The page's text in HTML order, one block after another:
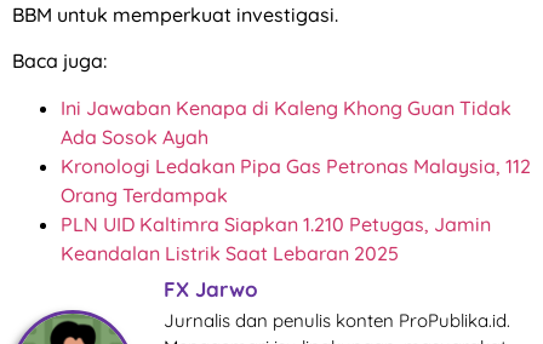
BBM untuk memperkuat investigasi.
Baca juga:
Ini Jawaban Kenapa di Kaleng Khong Guan Tidak
Ada Sosok Ayah
Kronologi Ledakan Pipa Gas Petronas Malaysia, 112
Orang Terdampak
PLN UID Kaltimra Siapkan 1.210 Petugas, Jamin
Keandalan Listrik Saat Lebaran 2025
FX Jarwo
Jurnalis dan penulis konten ProPublika.id.